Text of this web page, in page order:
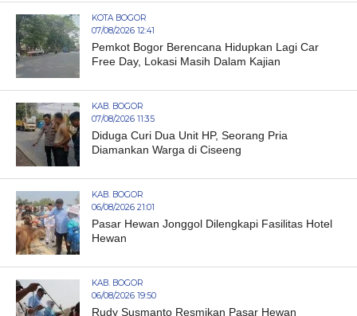
KOTA BOGOR
07/08/2026 12:41
Pemkot Bogor Berencana Hidupkan Lagi Car
Free Day, Lokasi Masih Dalam Kajian
KAB. BOGOR
07/08/2026 11:35
Diduga Curi Dua Unit HP, Seorang Pria
Diamankan Warga di Ciseeng
KAB. BOGOR
06/08/2026 21:01
Pasar Hewan Jonggol Dilengkapi Fasilitas Hotel
Hewan
KAB. BOGOR
06/08/2026 19:50
Rudy Susmanto Resmikan Pasar Hewan